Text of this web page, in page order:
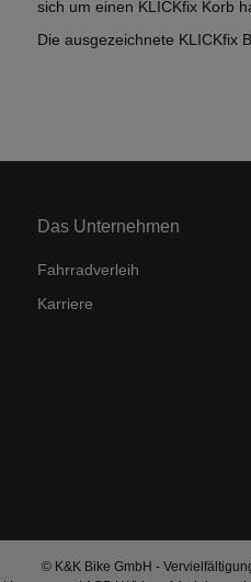
sich um einen KLICKfix Korb
Die ausgezeichnete KLICKfix
Das Unternehmen
Fahrradverleih
Karriere
© K&K Bike GmbH -